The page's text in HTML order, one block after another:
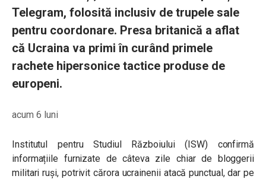
Telegram, folosită inclusiv de trupele sale
pentru coordonare. Presa britanică a aflat
că Ucraina va primi în curând primele
rachete hipersonice tactice produse de
europeni.
acum 6 luni
Institutul pentru Studiul Războiului (ISW) confirmă
informațiile furnizate de câteva zile chiar de bloggerii
militari ruși, potrivit cărora ucrainenii atacă punctual, dar pe